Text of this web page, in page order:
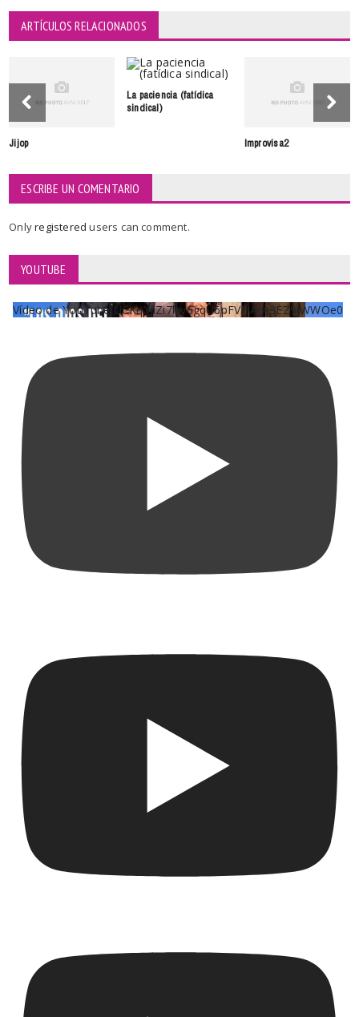
ARTÍCULOS RELACIONADOS
Jijop
La paciencia (fatídica
sindical)
Improvisa2
ESCRIBE UN COMENTARIO
Onlyregisteredusers can comment.
YOUTUBE
Vídeo de YouTube UCKqYjiZi7lzy6gqU6pFVFiA_A3EZ9JWWOe0